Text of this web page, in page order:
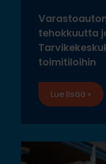
tehokkuutta
toimitiloihin
Lue lisää »